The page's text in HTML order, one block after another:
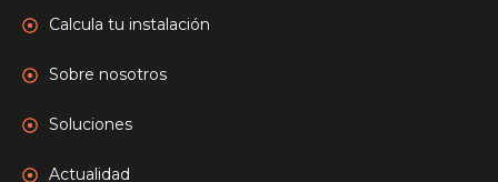
Calcula tu instalación
Sobre nosotros
Soluciones
Actualidad